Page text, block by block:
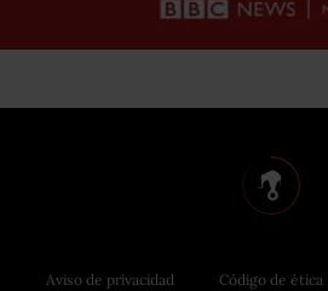
Aviso de privacidad Código de ética